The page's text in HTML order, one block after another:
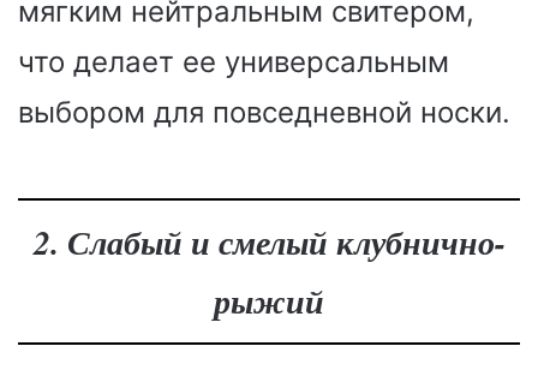
мягким нейтральным свитером,
что делает ее универсальным
выбором для повседневной носки.
2. Слабый и смелый клубнично-
рыжий